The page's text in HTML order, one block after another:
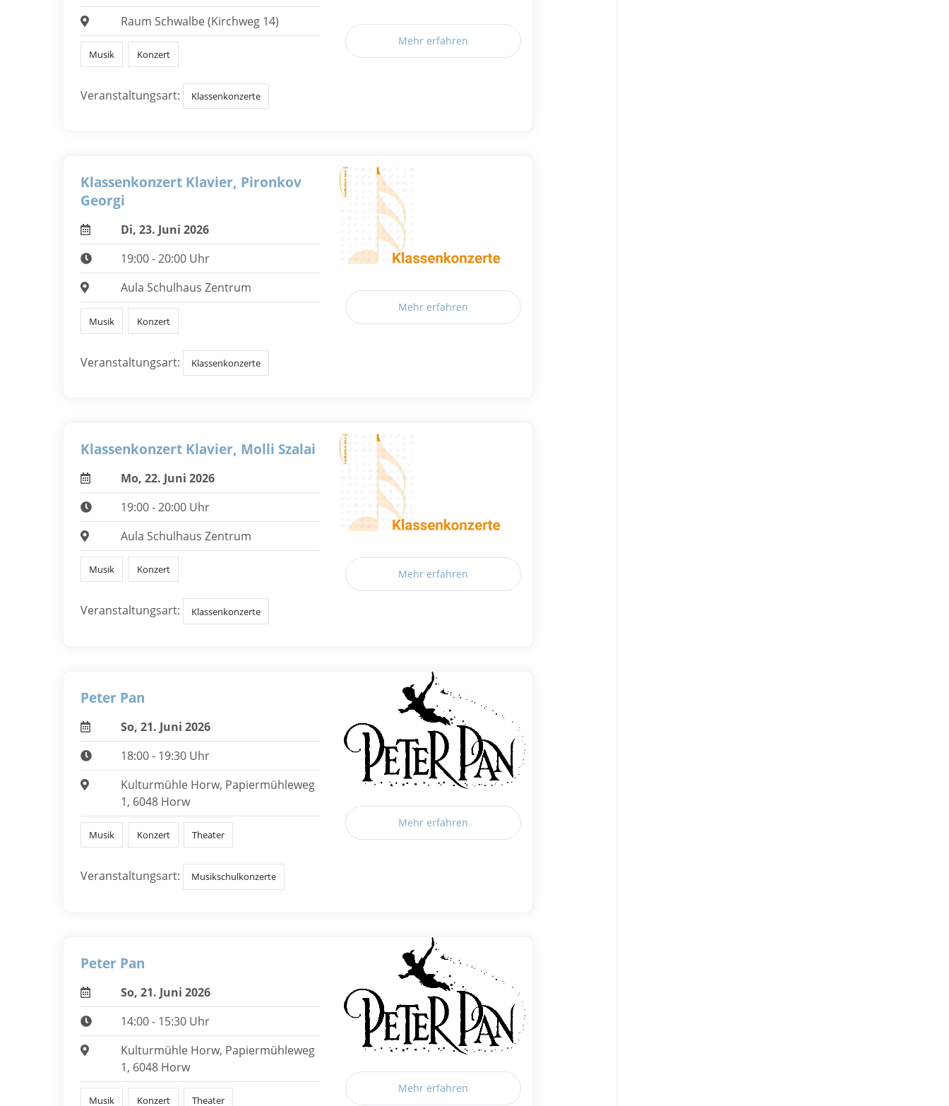
Raum Schwalbe (Kirchweg 14)
Musik Konzert
Veranstaltungsart: Klassenkonzerte
Mehr erfahren
Klassenkonzert Klavier, Pironkov
Georgi
Di, 23. Juni 2026
19:00 - 20:00 Uhr
Aula Schulhaus Zentrum
Musik Konzert
Veranstaltungsart: Klassenkonzerte
Mehr erfahren
Klassenkonzert Klavier, Molli Szalai
Mo, 22. Juni 2026
19:00 - 20:00 Uhr
Aula Schulhaus Zentrum
Musik Konzert
Veranstaltungsart: Klassenkonzerte
Mehr erfahren
Peter Pan
So, 21. Juni 2026
18:00 - 19:30 Uhr
Kulturmühle Horw, Papiermühleweg
1, 6048 Horw
Musik Konzert Theater
Veranstaltungsart: Musikschulkonzerte
Mehr erfahren
Peter Pan
So, 21. Juni 2026
14:00 - 15:30 Uhr
Kulturmühle Horw, Papiermühleweg
1, 6048 Horw
Musik Konzert Theater
Mehr erfahren